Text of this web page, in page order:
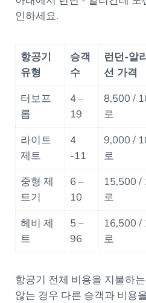
인하세요.
항공기
유형
승객
수
런던-알
선 가격
터보프
롭
4 –
19
8,500 /
로
라이트
제트
4
-11
9,000 /
로
중형 제
트기
6 –
10
15,500 /
로
헤비 제
트
5 –
96
16,500 /
로
항공기 전체 비용을 지불하
않는 경우 다른 승객과 비용